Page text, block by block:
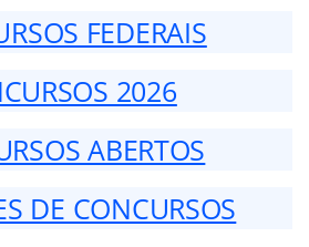
FEDERAIS
2026
ABERTOS
DE CONCURSOS